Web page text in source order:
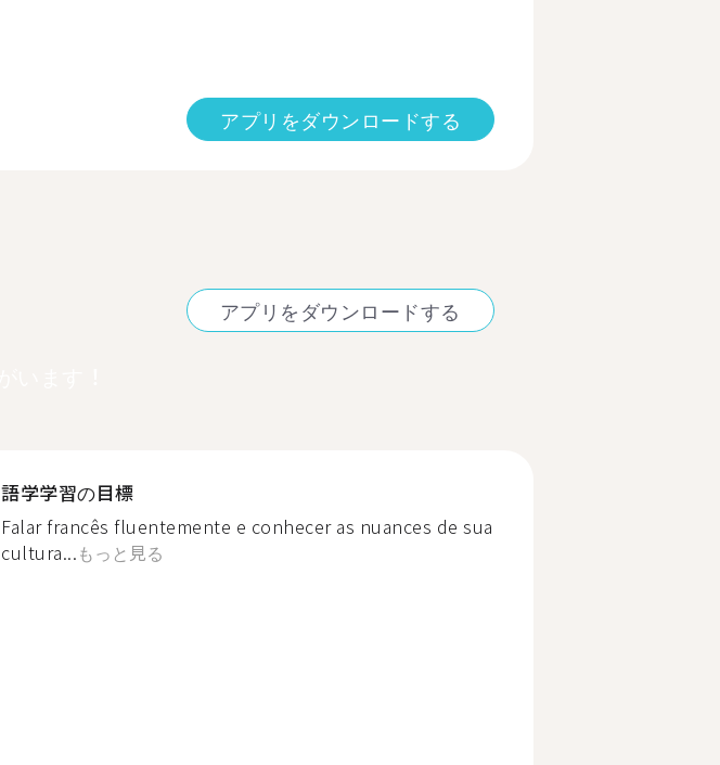
アプリをダウンロードする
アプリをダウンロードする
語学学習の目標
Falar francês fluentemente e conhecer as nuances de sua
cultura...もっと見る